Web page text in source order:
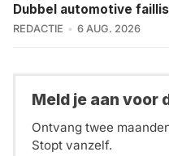
Dubbel automotive
REDACTIE 6 AUG. 2026
Meld je aan voor
Ontvang twee
Stopt vanzelf.